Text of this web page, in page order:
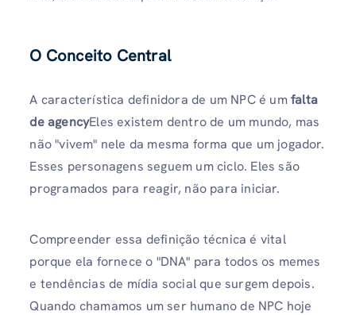
O Conceito Central
A característica definidora de um NPC é umfalta
de agencyEles existem dentro de um mundo, mas
não "vivem" nele da mesma forma que um jogador.
Esses personagens seguem um ciclo. Eles são
programados para reagir, não para iniciar.
Compreender essa definição técnica é vital
porque ela fornece o "DNA" para todos os memes
e tendências de mídia social que surgem depois.
Quando chamamos um ser humano de NPC hoje